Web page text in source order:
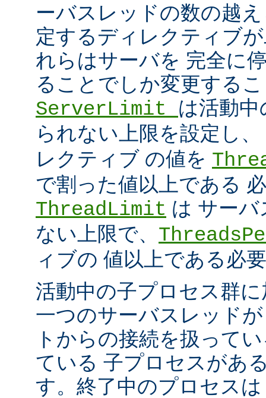
ーバスレッドの数の越
定するディレクティブ
れらはサーバを 完全に
ることでしか変更する
ServerLimit は活動
られない上限を設定し、
レクティブ の値を
で割った値以上である
ThreadLimit は サー
ない上限で、
ィブの 値以上である必
活動中の子プロセス群
一つのサーバスレッド
トからの接続を扱って
ている 子プロセスがあ
す。終了中のプロセス